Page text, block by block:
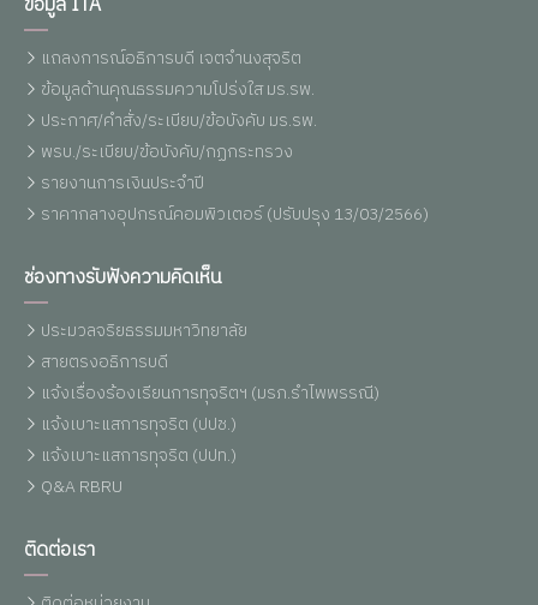
แถลงการณ์อธิการบดี เจตจำนงสุจริต
ข้อมูลด้านคุณธรรมความโปร่งใส มร.รพ.
ประกาศ/คำสั่ง/ระเบียบ/ข้อบังคับ มร.รพ.
พรบ./ระเบียบ/ข้อบังคับ/กฏกระทรวง
รายงานการเงินประจำปี
ราคากลางอุปกรณ์คอมพิวเตอร์ (ปรับปรุง 13/03/2566)
ช่องทางรับฟังความคิดเห็น
ประมวลจริยธรรมมหาวิทยาลัย
สายตรงอธิการบดี
แจ้งเรื่องร้องเรียนการทุจริตฯ (มรภ.รำไพพรรณี)
แจ้งเบาะแสการทุจริต (ปปช.)
แจ้งเบาะแสการทุจริต (ปปท.)
Q&A RBRU
ติดต่อเรา